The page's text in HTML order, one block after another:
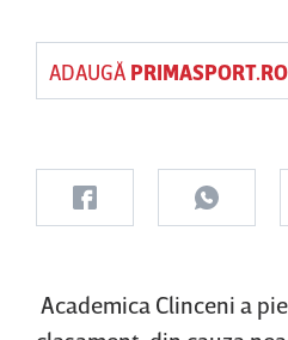
ADAUGĂ PRIMASPORT.RO
Academica Clinceni a